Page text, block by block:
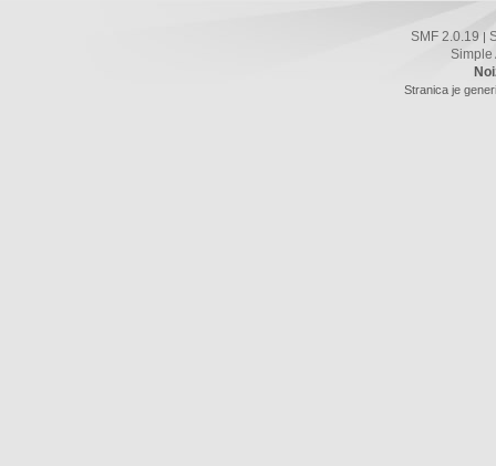
SMF 2.0.19 |
Simple
Stranica je